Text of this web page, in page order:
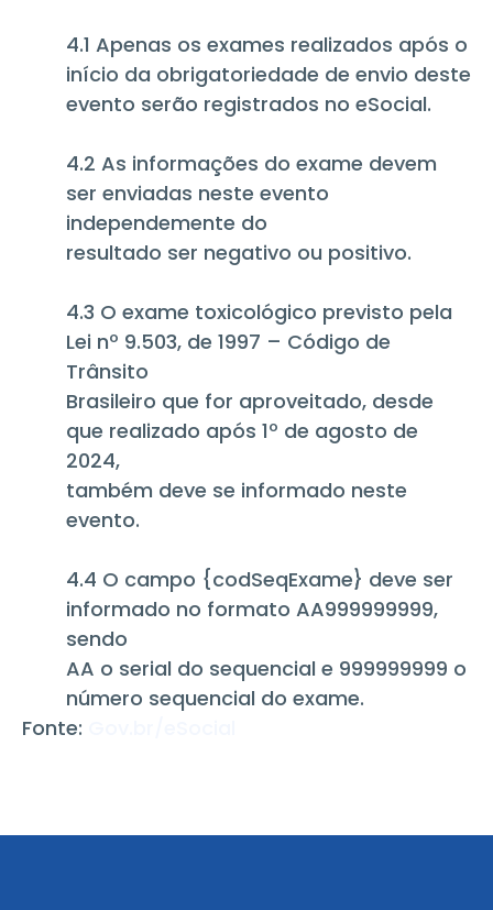
4.1 Apenas os exames realizados após o
início da obrigatoriedade de envio deste
evento serão registrados no eSocial.
4.2 As informações do exame devem
ser enviadas neste evento
independemente do
resultado ser negativo ou positivo.
4.3 O exame toxicológico previsto pela
Lei nº 9.503, de 1997 – Código de
Trânsito
Brasileiro que for aproveitado, desde
que realizado após 1º de agosto de
2024,
também deve se informado neste
evento.
4.4 O campo {codSeqExame} deve ser
informado no formato AA999999999,
sendo
AA o serial do sequencial e 999999999 o
número sequencial do exame.
Fonte: